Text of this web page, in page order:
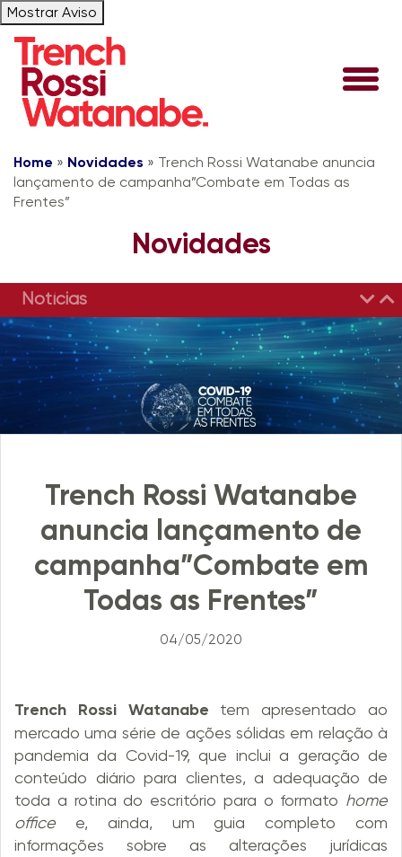
Mostrar Aviso
Home » Novidades » Trench Rossi Watanabe anuncia
lançamento de campanha”Combate em Todas as
Frentes”
Novidades
Notícias
Trench Rossi Watanabe
anuncia lançamento de
campanha”Combate em
Todas as Frentes”
04/05/2020
Trench Rossi Watanabe tem apresentado ao
mercado uma série de ações sólidas em relação à
pandemia da Covid-19, que inclui a geração de
conteúdo diário para clientes, a adequação de
toda a rotina do escritório para o formato home
office e, ainda, um guia completo com
informações sobre as alterações jurídicas